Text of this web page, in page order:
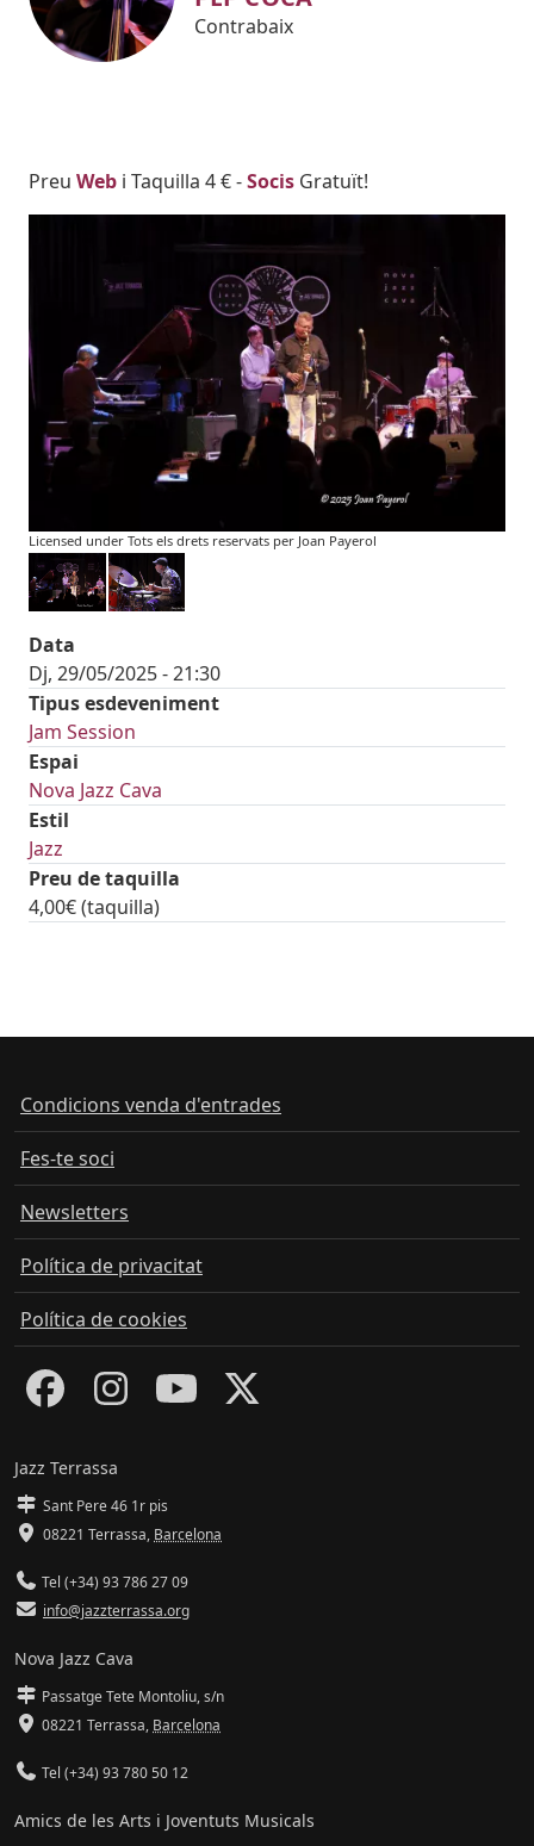
Contrabaix
Body
Preu Web i Taquilla 4 € -Socis Gratuït!
Licensed under Tots els drets reservats per Joan Payerol
Data
Dj, 29/05/2025 - 21:30
Tipus esdeveniment
Jam Session
Espai
Nova Jazz Cava
Estil
Jazz
Preu de taquilla
4,00€ (taquilla)
Condicions venda d'entrades
Fes-te soci
Newsletters
Política de privacitat
Política de cookies
Jazz Terrassa
Sant Pere 46 1r pis
08221 Terrassa, Barcelona
Tel (+34) 93 786 27 09
info@jazzterrassa.org
Nova Jazz Cava
Passatge Tete Montoliu, s/n
08221 Terrassa, Barcelona
Tel (+34) 93 780 50 12
Amics de les Arts i Joventuts Musicals